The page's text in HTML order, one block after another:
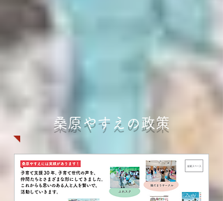
桑原やすえの政策